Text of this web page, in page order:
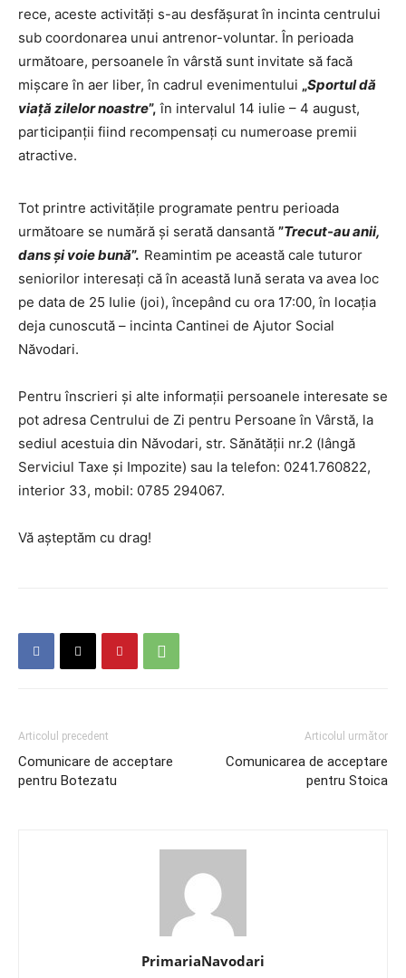
rece, aceste activități s-au desfășurat în incinta centrului
sub coordonarea unui antrenor-voluntar. În perioada
următoare, persoanele în vârstă sunt invitate să facă
mișcare în aer liber, în cadrul evenimentului „Sportul dă
viață zilelor noastre”, în intervalul 14 iulie – 4 august,
participanții fiind recompensați cu numeroase premii
atractive.
Tot printre activitățile programate pentru perioada
următoare se numără și serată dansantă ”Trecut-au anii,
dans și voie bună”. Reamintim pe această cale tuturor
seniorilor interesați că în această lună serata va avea loc
pe data de 25 Iulie (joi), începând cu ora 17:00, în locația
deja cunoscută – incinta Cantinei de Ajutor Social
Năvodari.
Pentru înscrieri și alte informații persoanele interesate se
pot adresa Centrului de Zi pentru Persoane în Vârstă, la
sediul acestuia din Năvodari, str. Sănătății nr.2 (lângă
Serviciul Taxe și Impozite) sau la telefon: 0241.760822,
interior 33, mobil: 0785 294067.
Vă așteptăm cu drag!
Articolul precedent
Comunicare de acceptare
pentru Botezatu
Articolul următor
Comunicarea de acceptare
pentru Stoica
PrimariaNavodari